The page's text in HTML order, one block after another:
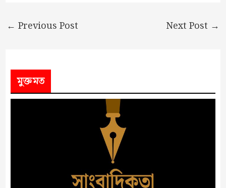
← Previous Post Next Post →
মুক্তমত